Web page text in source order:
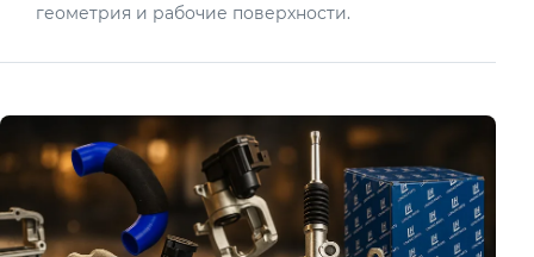
геометрия и рабочие поверхности.